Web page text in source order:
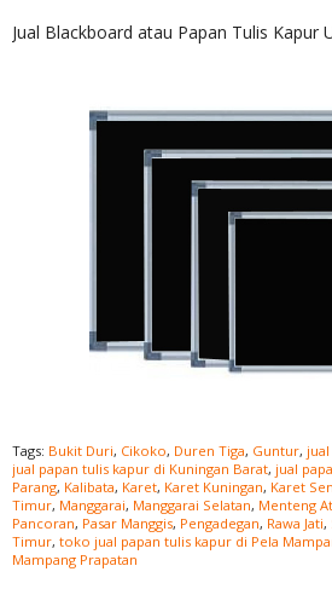
Jual Blackboard atau Papan Tulis Kapur
Tags: Bukit Duri, Cikoko, Duren Tiga, Guntur,
jual papan tulis kapur di Kuningan Barat, jual
Parang, Kalibata, Karet, Karet Kuningan, Karet
Timur, Manggarai, Manggarai Selatan, Menteng
Pancoran, Pasar Manggis, Pengadegan, Rawa Jati,
Timur, toko jual papan tulis kapur di Pela
Mampang Prapatan